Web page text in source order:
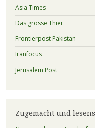
Asia Times
Das grosse Thier
Frontierpost Pakistan
Iranfocus
Jerusalem Post
Zugemacht und